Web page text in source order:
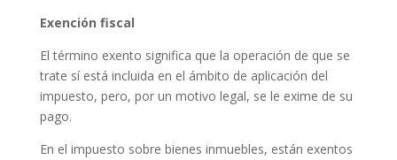
Exención fiscal
El término exento significa que la operación de que se
trate sí está incluida en el ámbito de aplicación del
impuesto, pero, por un motivo legal, se le exime de su
pago.
En el impuesto sobre bienes inmuebles, están exentos